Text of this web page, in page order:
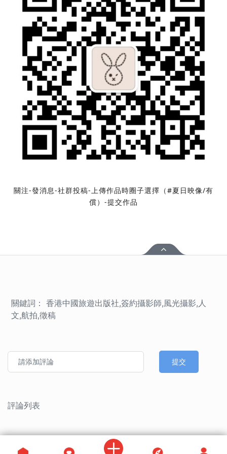
關注-發消息-社群投稿-上傳作品時圈子選擇（#夏日映像/有
償）-提交作品
關鍵詞： 香港中國旅遊出版社,簽約攝影師,風光攝影,人
文,航拍,徵稿
提交
評論列表